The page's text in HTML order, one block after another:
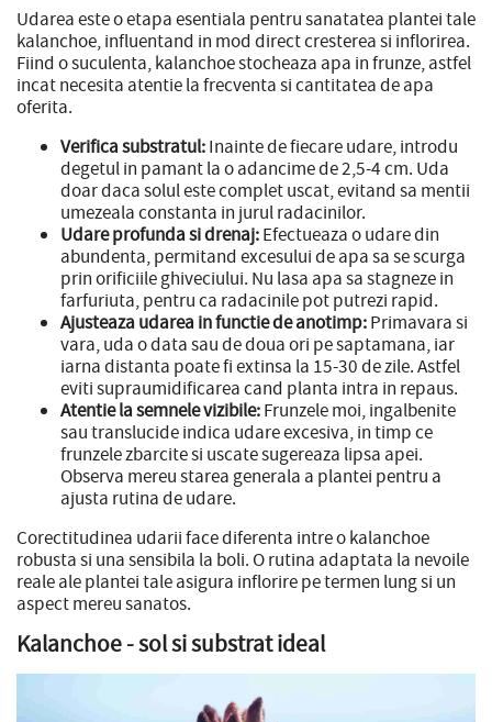
Udarea este o etapa esentiala pentru sanatatea plantei tale
kalanchoe, influentand in mod direct cresterea si inflorirea.
Fiind o suculenta, kalanchoe stocheaza apa in frunze, astfel
incat necesita atentie la frecventa si cantitatea de apa
oferita.
Verifica substratul:Inainte de fiecare udare, introdu
degetul in pamant la o adancime de 2,5-4 cm. Uda
doar daca solul este complet uscat, evitand sa mentii
umezeala constanta in jurul radacinilor.
Udare profunda si drenaj:Efectueaza o udare din
abundenta, permitand excesului de apa sa se scurga
prin orificiile ghiveciului. Nu lasa apa sa stagneze in
farfuriuta, pentru ca radacinile pot putrezi rapid.
Ajusteaza udarea in functie de anotimp:Primavara si
vara, uda o data sau de doua ori pe saptamana, iar
iarna distanta poate fi extinsa la 15-30 de zile. Astfel
eviti supraumidificarea cand planta intra in repaus.
Atentie la semnele vizibile:Frunzele moi, ingalbenite
sau translucide indica udare excesiva, in timp ce
frunzele zbarcite si uscate sugereaza lipsa apei.
Observa mereu starea generala a plantei pentru a
ajusta rutina de udare.
Corectitudinea udarii face diferenta intre o kalanchoe
robusta si una sensibila la boli. O rutina adaptata la nevoile
reale ale plantei tale asigura inflorire pe termen lung si un
aspect mereu sanatos.
Kalanchoe - sol si substrat ideal